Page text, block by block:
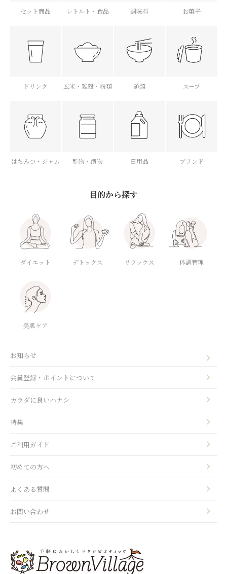
セット商品 レトルト・食品 調味料 お菓子
ドリンク 玄米・雑穀・粉類 麺類 スープ
はちみつ・ジャム 乾物・漬物 日用品 ブランド
目的から探す
ダイエット デトックス リラックス 体調管理
美肌ケア
お知らせ
会員登録・ポイントについて
カラダに良いハナシ
特集
ご利用ガイド
初めての方へ
よくある質問
お問い合わせ